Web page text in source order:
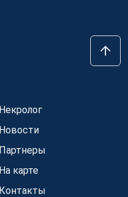
Некролог
Новости
Партнеры
На карте
Контакты